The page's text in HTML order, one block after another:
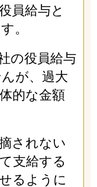
員給与と
。
の役員給与
が、過大
的な金額
されない
支給する
るように